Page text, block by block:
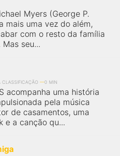
Myers (George P.
mais uma vez do além,
com o resto da família
seu...
CLASSIFICAÇÃO 0 MIN
acompanha uma história
pela música
de casamentos, uma
e a canção qu...